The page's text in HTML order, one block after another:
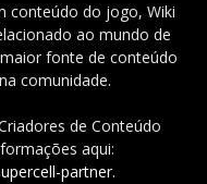
conteúdo do jogo, Wiki
ao mundo de
fonte de conteúdo
comunidade.
de Conteúdo
aqui:
partner.